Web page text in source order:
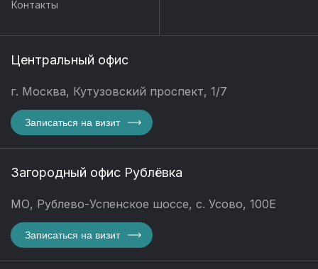
Контакты
Центральный офис
г. Москва, Кутузовский проспект, 1/7
Записаться на визит
Загородный офис Рублёвка
МО, Рублево-Успенское шоссе, с. Усово, 100Е
Записаться на визит